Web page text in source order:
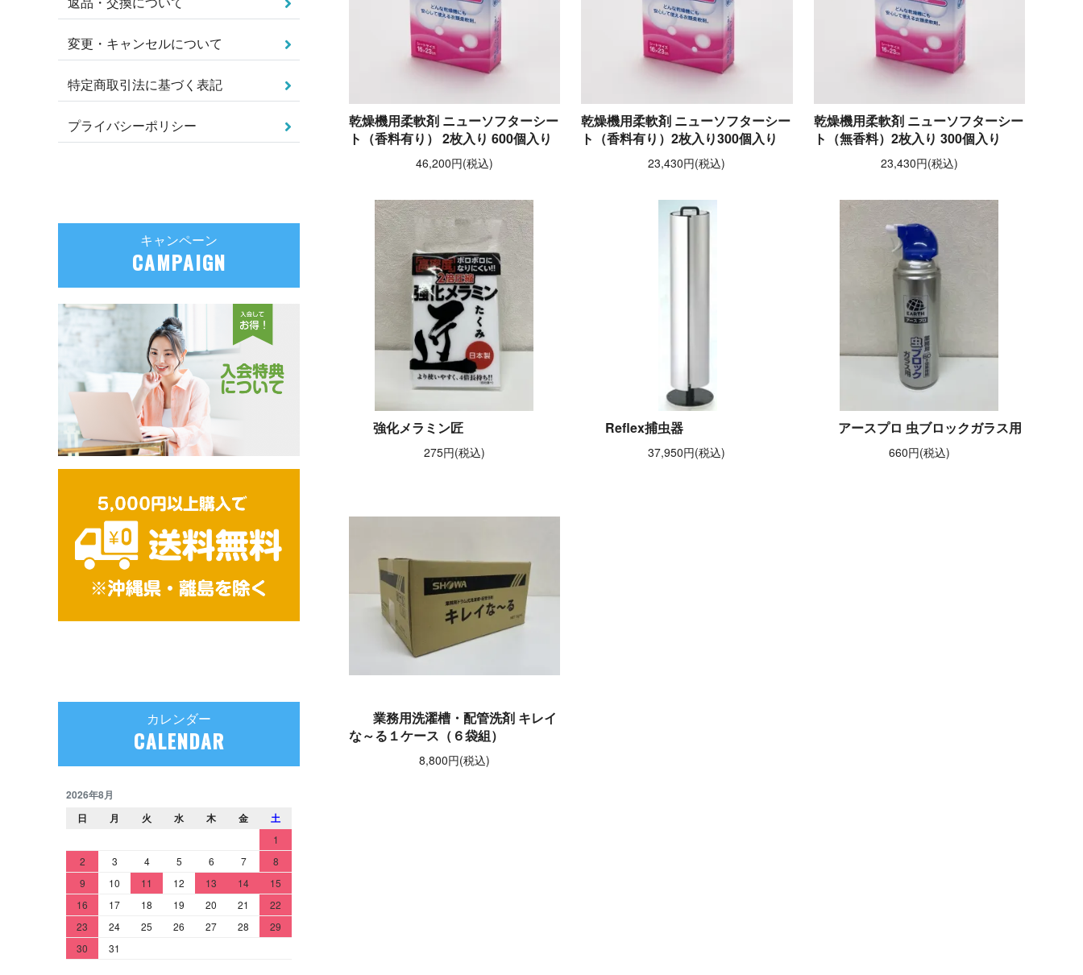
乾燥機用柔軟剤 ニューソフターシー
ト（香料有り） 2枚入り 600個入り
46,200円(税込)
乾燥機用柔軟剤 ニューソフターシー
ト（香料有り）2枚入り300個入り
23,430円(税込)
乾燥機用柔軟剤 ニューソフターシー
ト（無香料）2枚入り 300個入り
23,430円(税込)
強化メラミン匠
275円(税込)
Reflex捕虫器
37,950円(税込)
アースプロ 虫ブロックガラス用
660円(税込)
業務用洗濯槽・配管洗剤 キレイ
な～る１ケース（６袋組）
8,800円(税込)
変更・キャンセルについて
特定商取引法に基づく表記
プライバシーポリシー
キャンペーン
CAMPAIGN
カレンダー
CALENDAR
2026年8月
日
月 火 水 木 金 土
1
2
3 4 5 6 7
8
9
10 11 12 13 14
15
16
17 18 19 20 21
22
23
24 25 26 27 28
29
30
31